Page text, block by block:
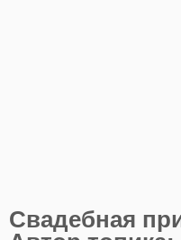
Свадебная